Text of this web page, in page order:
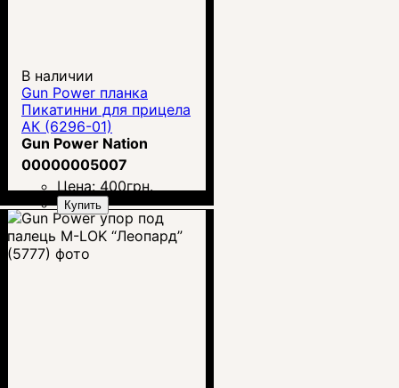
В наличии
Gun Power планка
Пикатинни для прицела
АК (6296-01)
Gun Power Nation
00000005007
Цена: 400грн.
Купить